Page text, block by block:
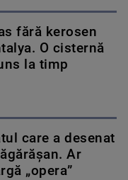
fără kerosen
O cisternă
la timp
care a desenat
Ar
„opera”